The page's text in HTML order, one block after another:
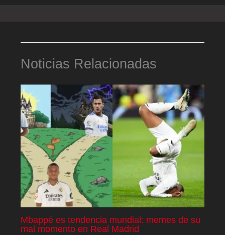
Noticias Relacionadas
Mbappé es tendencia mundial: memes de su
mal momento en Real Madrid